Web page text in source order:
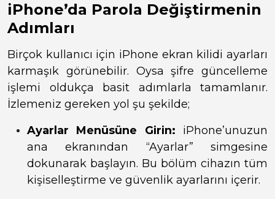
iPhone’da Parola Değiştirmenin
Adımları
Birçok kullanıcı için iPhone ekran kilidi ayarları
karmaşık görünebilir. Oysa şifre güncelleme
işlemi oldukça basit adımlarla tamamlanır.
İzlemeniz gereken yol şu şekilde;
Ayarlar Menüsüne Girin: iPhone’unuzun
ana ekranından “Ayarlar” simgesine
dokunarak başlayın. Bu bölüm cihazın tüm
kişiselleştirme ve güvenlik ayarlarını içerir.